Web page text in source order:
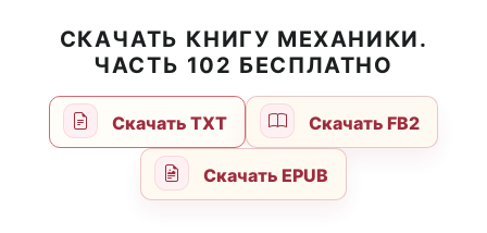
СКАЧАТЬ КНИГУ МЕХАНИКИ.
ЧАСТЬ 102 БЕСПЛАТНО
Скачать TXT Скачать FB2
Скачать EPUB